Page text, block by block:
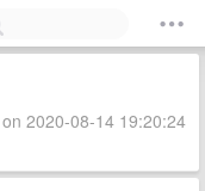
2020-08-14 19:20:24